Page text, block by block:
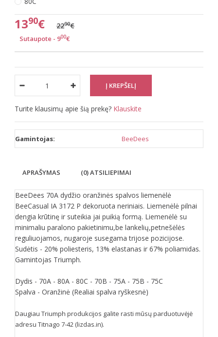
1390€ 2290€
Sutaupote - 900€
Turite klausimų apie šią prekę? Klauskite
Gamintojas: BeeDees
APRAŠYMAS (0) ATSILIEPIMAI
BeeDees 70A dydžio oranžinės spalvos liemenėlė
BeeCasual IA 3172 P dekoruota neriniais. Liemenėlė pilnai
dengia krūtinę ir suteikia jai puikią formą. Liemenėlė su
minimaliu paralono pakietinimu,be lankelių,petnešėlės
reguliuojamos, nugaroje susegama trijose pozicijose.
Sudėtis - 20% poliesteris, 13% elastanas ir 67% poliamidas.
Gamintojas Triumph.
Dydis - 70A - 80A - 80C - 70B - 75A - 75B - 75C
Spalva - Oranžinė (Realiai spalva ryškesnė)
Daugiau Triumph produkcijos galite rasti mūsų parduotuvėjė
adresu Titnago 7-42 (lizdas.in).